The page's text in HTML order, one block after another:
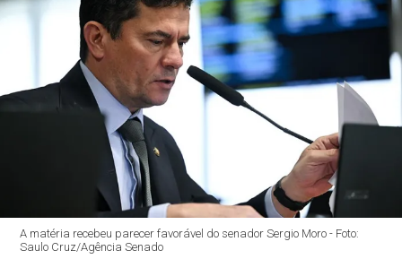
A matéria recebeu parecer favorável do senador Sergio Moro - Foto:
Saulo Cruz/Agência Senado